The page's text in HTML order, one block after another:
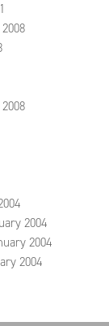
2004
2004
2004